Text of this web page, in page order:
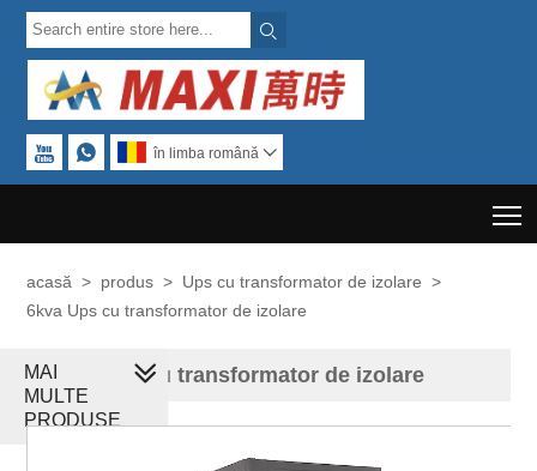

  în limba română 
acasă > produs > Ups cu transformator de izolare >
6kva Ups cu transformator de izolare
6kva Ups cu transformator de izolare
MAI
MULTE
PRODUSE